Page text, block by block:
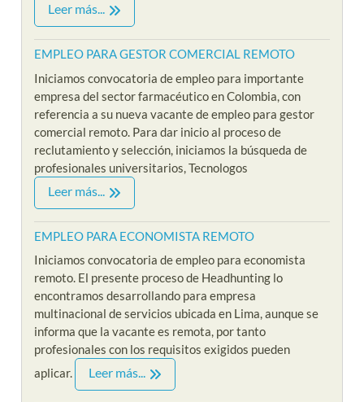
Leer más...
EMPLEO PARA GESTOR COMERCIAL REMOTO
Iniciamos convocatoria de empleo para importante
empresa del sector farmacéutico en Colombia, con
referencia a su nueva vacante de empleo para gestor
comercial remoto. Para dar inicio al proceso de
reclutamiento y selección, iniciamos la búsqueda de
profesionales universitarios, Tecnologos
Leer más...
EMPLEO PARA ECONOMISTA REMOTO
Iniciamos convocatoria de empleo para economista
remoto. El presente proceso de Headhunting lo
encontramos desarrollando para empresa
multinacional de servicios ubicada en Lima, aunque se
informa que la vacante es remota, por tanto
profesionales con los requisitos exigidos pueden
aplicar.
Leer más...